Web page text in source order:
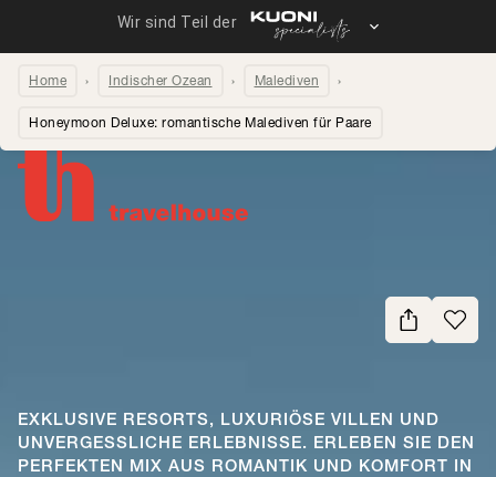
Home Indischer Ozean Malediven
Honeymoon Deluxe: romantische Malediven für Paare
EXKLUSIVE RESORTS, LUXURIÖSE VILLEN UND
UNVERGESSLICHE ERLEBNISSE. ERLEBEN SIE DEN
PERFEKTEN MIX AUS ROMANTIK UND KOMFORT IN